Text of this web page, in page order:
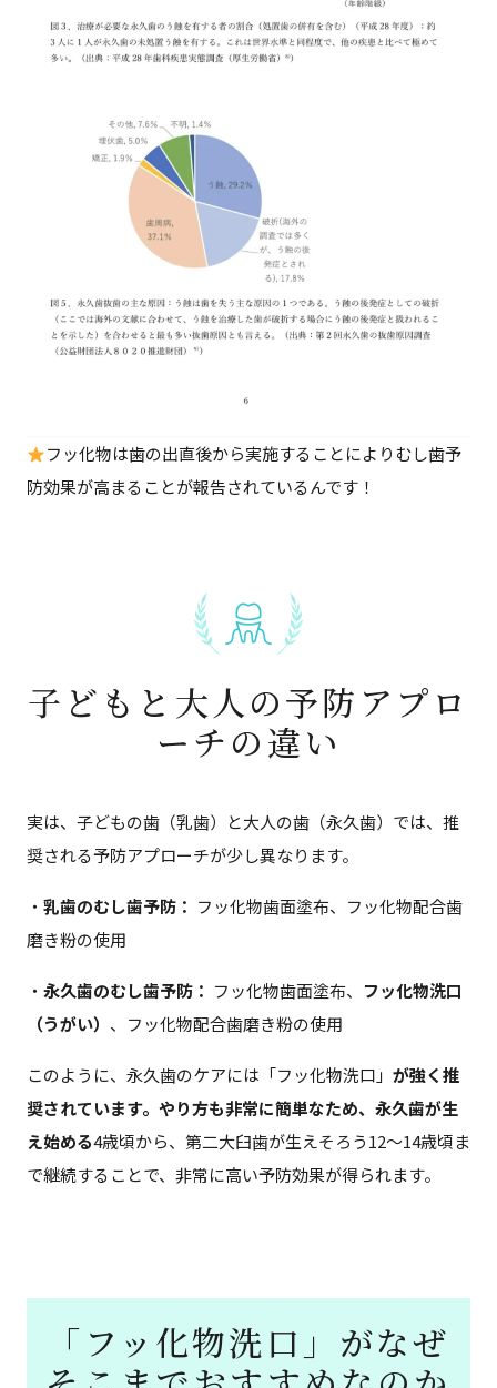
フッ化物は⻭の出直後から実施することによりむし⻭予
防効果が⾼まることが報告されているんです！
子どもと大人の予防アプロ
ーチの違い
実は、子どもの歯（乳歯）と大人の歯（永久歯）では、推
奨される予防アプローチが少し異なります。
・ 乳歯のむし歯予防： フッ化物歯面塗布、フッ化物配合歯
磨き粉の使用
・ 永久歯のむし歯予防： フッ化物歯面塗布、 フッ化物洗口
（うがい） 、フッ化物配合歯磨き粉の使用
このように、永久歯のケアには「フッ化物洗口」 が強く推
奨されています。やり方も非常に簡単なため、永久歯が生
え始める4歳頃から、第二大臼歯が生えそろう12〜14歳頃ま
で継続することで、非常に高い予防効果が得られます。
「フッ化物洗口」がなぜ